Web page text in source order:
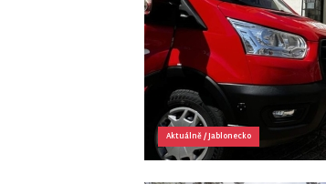
Aktuálně/Jablonecko